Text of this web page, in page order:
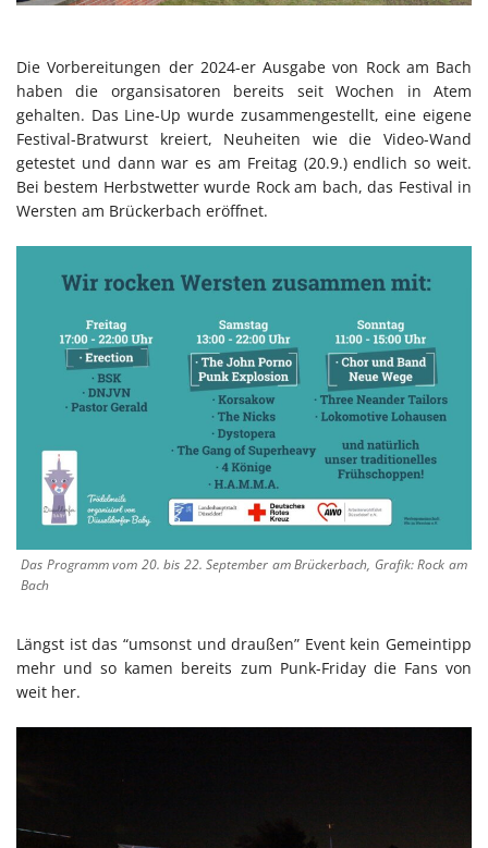
Die Vorbereitungen der 2024-er Ausgabe von Rock am Bach
haben die organsisatoren bereits seit Wochen in Atem
gehalten. Das Line-Up wurde zusammengestellt, eine eigene
Festival-Bratwurst kreiert, Neuheiten wie die Video-Wand
getestet und dann war es am Freitag (20.9.) endlich so weit.
Bei bestem Herbstwetter wurde Rock am bach, das Festival in
Wersten am Brückerbach eröffnet.
Das Programm vom 20. bis 22. September am Brückerbach, Grafik: Rock am
Bach
Längst ist das “umsonst und draußen” Event kein Gemeintipp
mehr und so kamen bereits zum Punk-Friday die Fans von
weit her.